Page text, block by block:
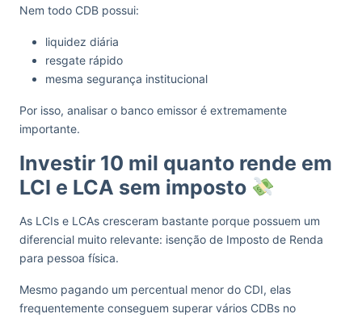
Nem todo CDB possui:
liquidez diária
resgate rápido
mesma segurança institucional
Por isso, analisar o banco emissor é extremamente
importante.
Investir 10 mil quanto rende em
LCI e LCA sem imposto
As LCIs e LCAs cresceram bastante porque possuem um
diferencial muito relevante: isenção de Imposto de Renda
para pessoa física.
Mesmo pagando um percentual menor do CDI, elas
frequentemente conseguem superar vários CDBs no